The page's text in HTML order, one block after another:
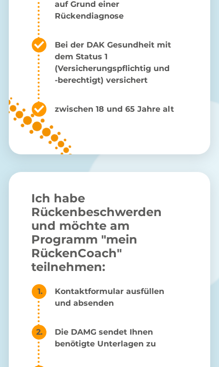
auf Grund einer
Rückendiagnose
Bei der DAK Gesundheit mit
dem Status 1
(Versicherungspflichtig und
-berechtigt) versichert
zwischen 18 und 65 Jahre alt
Ich habe
Rückenbeschwerden
und möchte am
Programm "mein
RückenCoach"
teilnehmen:
Kontaktformular ausfüllen
und absenden
Die DAMG sendet Ihnen
benötigte Unterlagen zu